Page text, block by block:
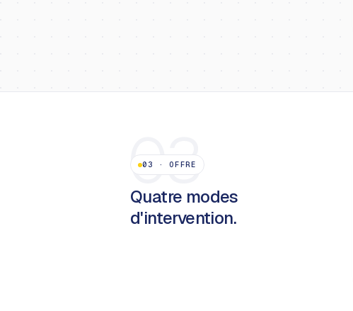
03
03 ·OFFRE
Quatre modes
d'intervention.